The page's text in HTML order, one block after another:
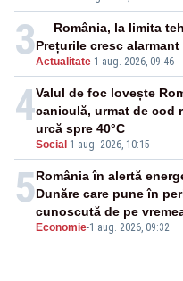
3Actualitate-1 aug. 2026, 09:46
România, la limita
Prețurile cresc
4
Social -1 aug. 2026, 10:15
Valul de foc lovește
caniculă, urmat de cod
urcă spre 40°C
5
Economie-1 aug. 2026, 09:32
România în alertă
Dunăre care pune în
cunoscută de pe